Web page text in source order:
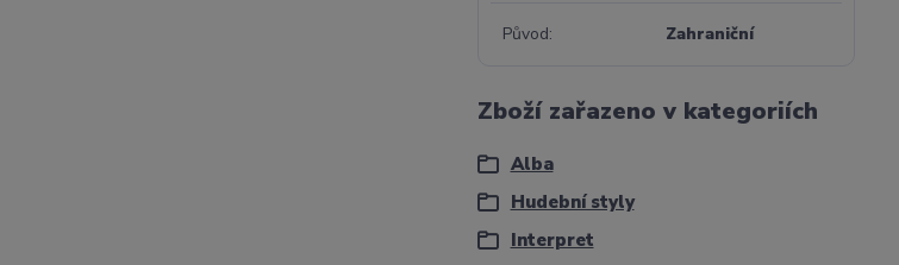
Původ Zahraniční
Zboží zařazeno v kategoriích
Alba
Hudební styly
Interpret